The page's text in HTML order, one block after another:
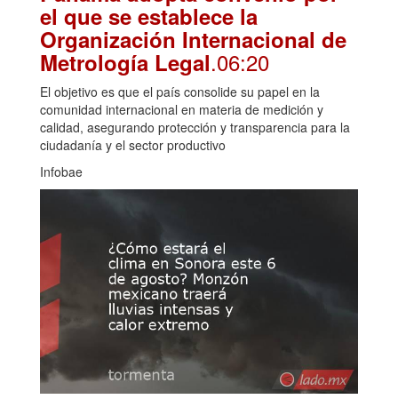
el que se establece la
Organización Internacional de
Metrología Legal.06:20
El objetivo es que el país consolide su papel en la
comunidad internacional en materia de medición y
calidad, asegurando protección y transparencia para la
ciudadanía y el sector productivo
Infobae